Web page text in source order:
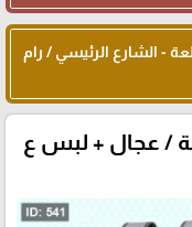
- الشارع الرئيسي / رام
/ عجال + لبس ع